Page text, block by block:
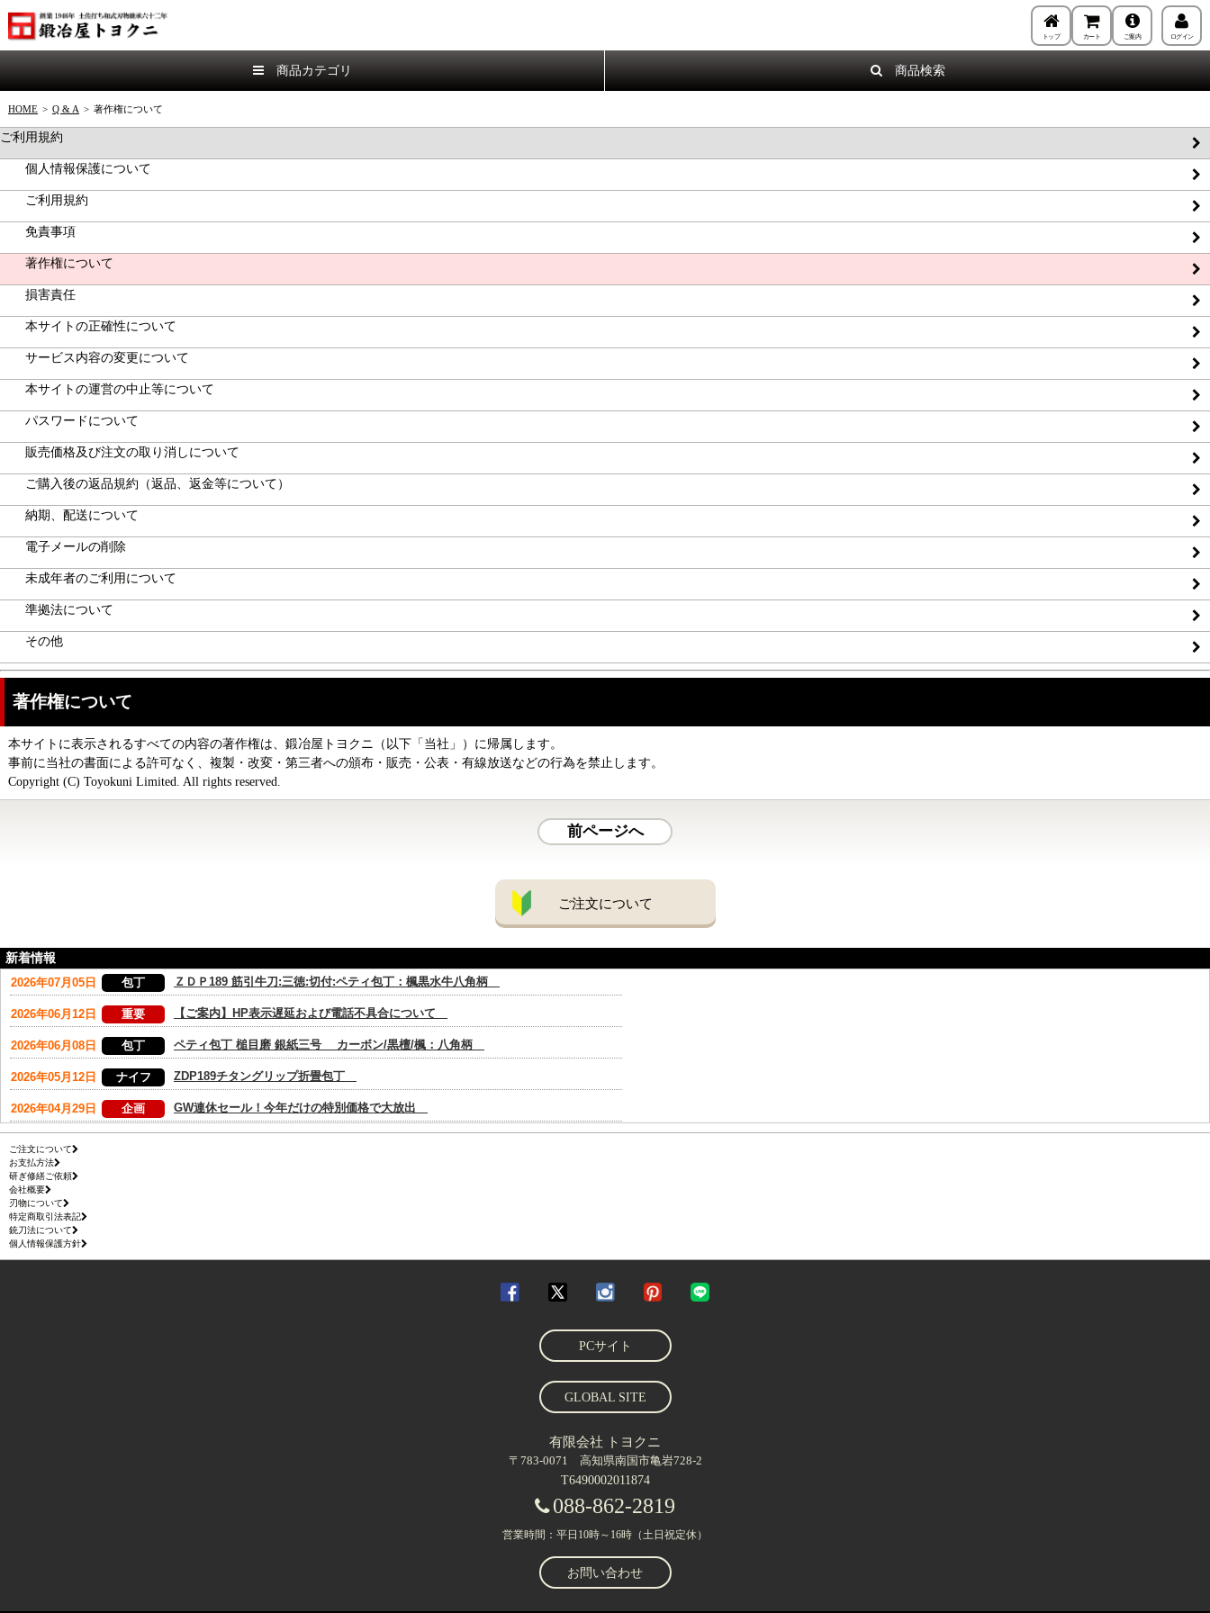
トップ カート ご案内 ログイン
商品カテゴリ 商品検索
HOME > Q & A > 著作権について
ご利用規約
個人情報保護について
ご利用規約
免責事項
著作権について
損害責任
本サイトの正確性について
サービス内容の変更について
本サイトの運営の中止等について
パスワードについて
販売価格及び注文の取り消しについて
ご購入後の返品規約（返品、返金等について）
納期、配送について
電子メールの削除
未成年者のご利用について
準拠法について
その他
著作権について
本サイトに表示されるすべての内容の著作権は、鍛冶屋トヨクニ（以下「当社」）に帰属します。
事前に当社の書面による許可なく、複製・改変・第三者への頒布・販売・公表・有線放送などの行為を禁止します。
Copyright (C) Toyokuni Limited. All rights reserved.
前ページへ
ご注文について
新着情報
ご注文について
お支払方法
研ぎ修繕ご依頼
会社概要
刃物について
特定商取引法表記
銃刀法について
個人情報保護方針
PCサイト
GLOBAL SITE
有限会社 トヨクニ
〒783-0071 高知県南国市亀岩728-2
T6490002011874
088-862-2819
営業時間：平日10時～16時（土日祝定休）
お問い合わせ